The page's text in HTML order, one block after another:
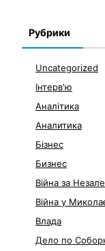
Рубрики
Uncategorized
Інтерв'ю
Аналітика
Аналитика
Бізнес
Бизнес
Війна за
Війна у
Влада
Дело по